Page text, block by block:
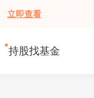
立即查看
持股找基金